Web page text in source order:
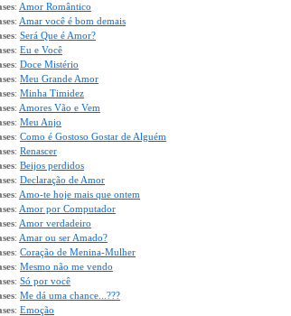
: Amor Romântico
: Amar você é bom demais
: Será Que é Amor?
: Eu e Você
: Doce Mistério
: Meu Grande Amor
: Minha Timidez
: Amores Vão e Vem
: Meu Anjo
: Como é Gostoso Gostar de Alguém
: Renascer
: Beijos perdidos
: Declaração de Amor
: Amo-te hoje mais que ontem
: Amor por Computador
: Amor verdadeiro
: Amar ou ser Amado?
: Coração de Menina-Mulher
: Mesmo não me vendo
: Só por você
: Me dá uma chance...???
: Emoção